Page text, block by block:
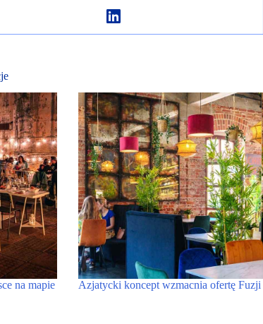
na mapie
Azjatycki koncept wzmacnia ofertę Fuzji